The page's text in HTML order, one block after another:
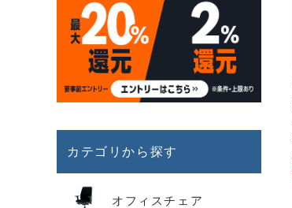
カテゴリから探す
オフィスチェア